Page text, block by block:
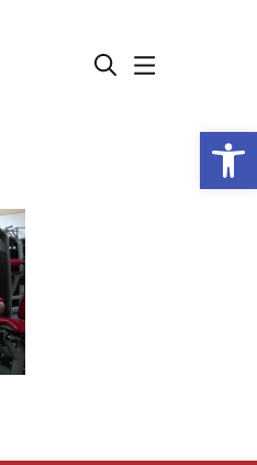
Werkzeugleiste öffnen